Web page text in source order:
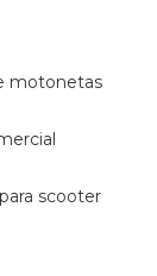
motonetas
para scooter